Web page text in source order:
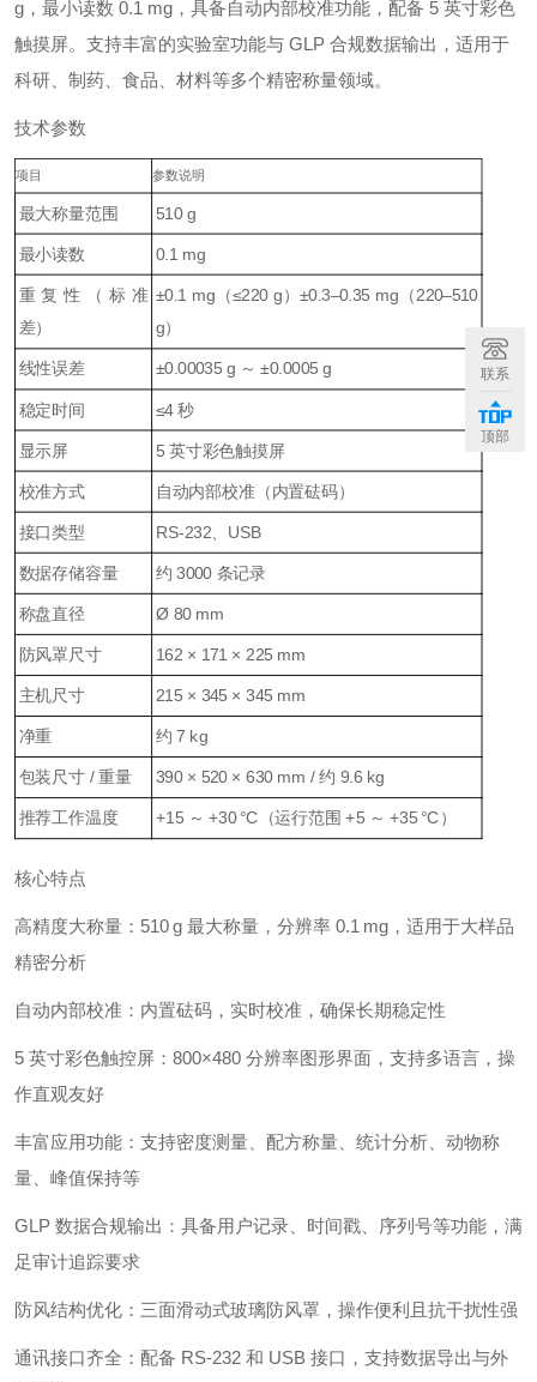
g，最小读数 0.1 mg，具备自动内部校准功能，配备 5 英寸彩色
触摸屏。支持丰富的实验室功能与 GLP 合规数据输出，适用于
科研、制药、食品、材料等多个精密称量领域。
技术参数
项目 参数说明
最大称量范围 510 g
最小读数 0.1 mg
重复性（标准
差）
±0.1 mg（≤220 g）±0.3–0.35 mg（220–510
g）
线性误差 ±0.00035 g ～ ±0.0005 g
稳定时间 ≤4 秒
显示屏 5 英寸彩色触摸屏
校准方式 自动内部校准（内置砝码）
接口类型 RS‑232、USB
数据存储容量 约 3000 条记录
称盘直径 Ø 80 mm
防风罩尺寸 162 × 171 × 225 mm
主机尺寸 215 × 345 × 345 mm
净重 约 7 kg
包装尺寸 / 重量 390 × 520 × 630 mm / 约 9.6 kg
推荐工作温度 +15 ～ +30 °C（运行范围 +5 ～ +35 °C）
核心特点
高精度大称量：510 g 最大称量，分辨率 0.1 mg，适用于大样品
精密分析
自动内部校准：内置砝码，实时校准，确保长期稳定性
5 英寸彩色触控屏：800×480 分辨率图形界面，支持多语言，操
作直观友好
丰富应用功能：支持密度测量、配方称量、统计分析、动物称
量、峰值保持等
GLP 数据合规输出：具备用户记录、时间戳、序列号等功能，满
足审计追踪要求
防风结构优化：三面滑动式玻璃防风罩，操作便利且抗干扰性强
通讯接口齐全：配备 RS‑232 和 USB 接口，支持数据导出与外
联系
顶部